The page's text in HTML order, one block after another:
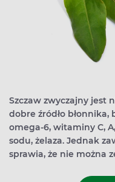
Szczaw zwyczajny jest
dobre źródło błonnika,
omega-6, witaminy C,
sodu, żelaza. Jednak
sprawia, że nie można